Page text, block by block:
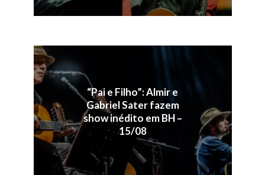
“Pai e Filho”: Almir e
Gabriel Sater fazem
show inédito em BH –
15/08